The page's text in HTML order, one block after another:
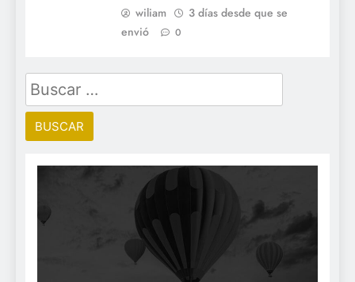
wiliam
3 días desde que se
envió
0
Buscar: